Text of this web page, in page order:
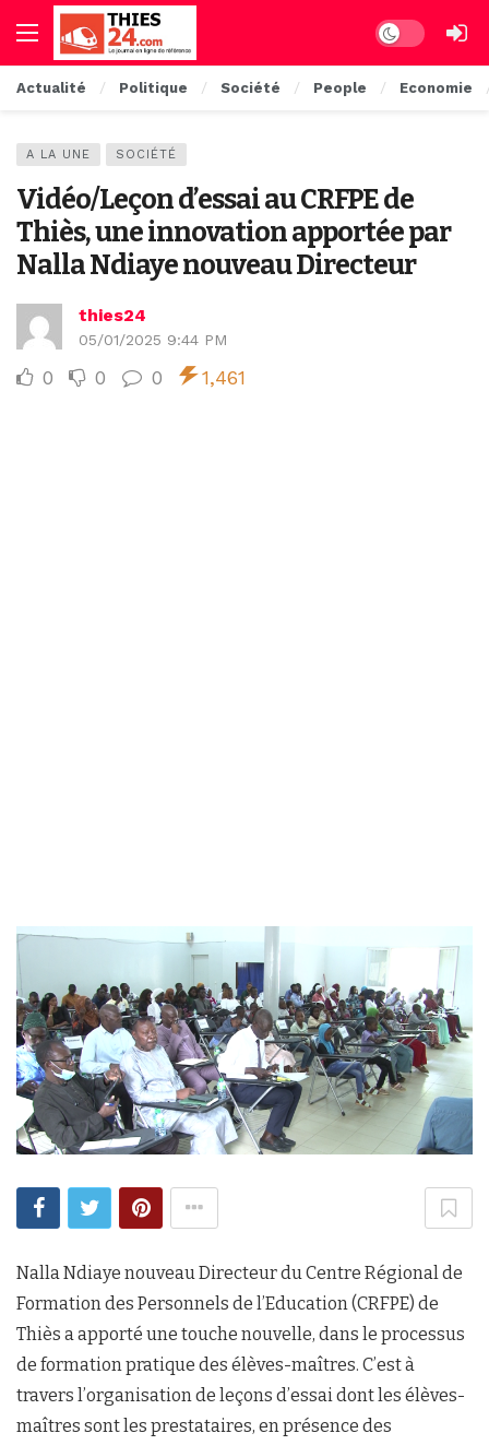
Dark mode
Actualité Politique Société People Economie
A LA UNE SOCIÉTÉ
Vidéo/Leçon d’essai au CRFPE de
Thiès, une innovation apportée par
Nalla Ndiaye nouveau Directeur
thies24
05/01/2025 9:44 PM
0 0 0 1,461
Nalla Ndiaye nouveau Directeur du Centre Régional de
Formation des Personnels de l’Education (CRFPE) de
Thiès a apporté une touche nouvelle, dans le processus
de formation pratique des élèves-maîtres. C’est à
travers l’organisation de leçons d’essai dont les élèves-
maîtres sont les prestataires, en présence des